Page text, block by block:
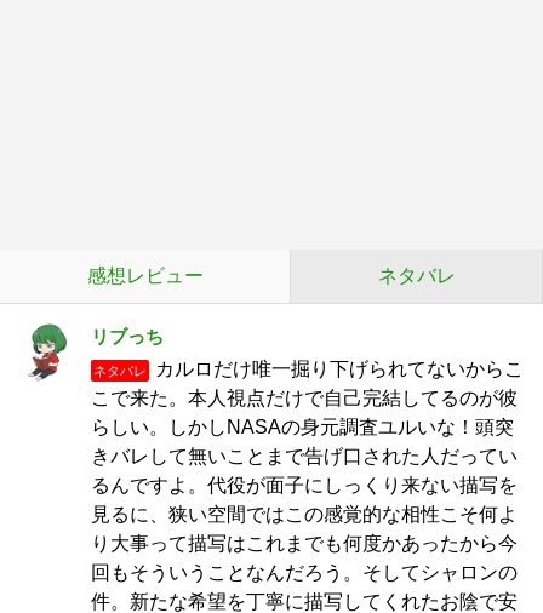
感想レビュー ネタバレ
リブっち
ネタバレ
カルロだけ唯一掘り下げられてないからこ
こで来た。本人視点だけで自己完結してるのが彼
らしい。しかしNASAの身元調査ユルいな！頭突
きバレして無いことまで告げ口された人だってい
るんですよ。代役が面子にしっくり来ない描写を
見るに、狭い空間ではこの感覚的な相性こそ何よ
り大事って描写はこれまでも何度かあったから今
回もそういうことなんだろう。そしてシャロンの
件。新たな希望を丁寧に描写してくれたお陰で安